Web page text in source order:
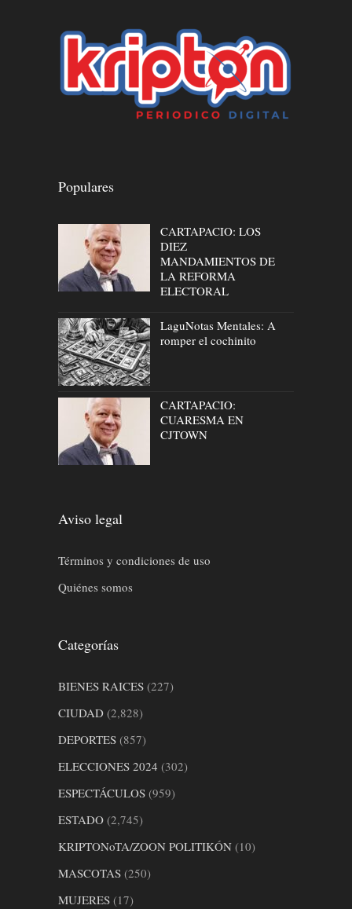
Populares
CARTAPACIO: LOS
DIEZ
MANDAMIENTOS DE
LA REFORMA
ELECTORAL
LaguNotas Mentales: A
romper el cochinito
CARTAPACIO:
CUARESMA EN
CJTOWN
Aviso legal
Términos y condiciones de uso
Quiénes somos
Categorías
BIENES RAICES (227)
CIUDAD (2,828)
DEPORTES (857)
ELECCIONES 2024 (302)
ESPECTÁCULOS (959)
ESTADO (2,745)
KRIPTONoTA/ZOON POLITIKÓN (10)
MASCOTAS (250)
MUJERES (17)